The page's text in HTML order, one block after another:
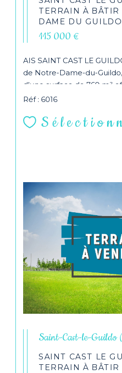
TERRAIN À BÂTIR
DAME DU GUILDO
115 000 €
AIS SAINT CAST LE
de Notre-Dame-du-
d’une surface de 769 m²
potentiel pour...
Réf : 6016
Saint-Cast-le-
SAINT CAST LE
TERRAIN À BÂTIR